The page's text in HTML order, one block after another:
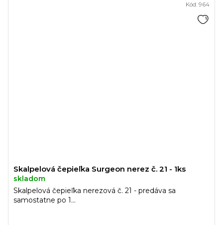
Skalpelová čepieľka Surgeon nerez č. 21 - 1ks
skladom
Skalpelová čepieľka nerezová č. 21 - predáva sa
samostatne po 1...
Kód: 964